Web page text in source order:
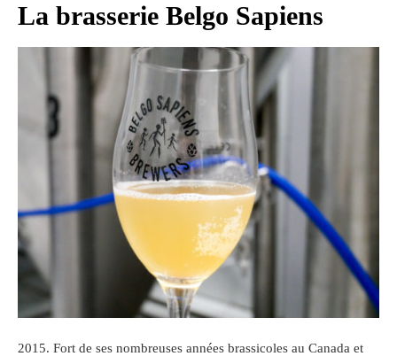
La brasserie Belgo Sapiens
2015. Fort de ses nombreuses années brassicoles au Canada et